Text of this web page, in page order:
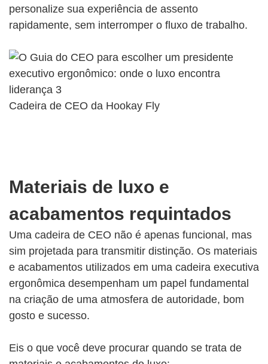
personalize sua experiência de assento
rapidamente, sem interromper o fluxo de trabalho.
Cadeira de CEO da Hookay Fly
Materiais de luxo e
acabamentos requintados
Uma cadeira de CEO não é apenas funcional, mas
sim projetada para transmitir distinção. Os materiais
e acabamentos utilizados em uma cadeira executiva
ergonômica desempenham um papel fundamental
na criação de uma atmosfera de autoridade, bom
gosto e sucesso.
Eis o que você deve procurar quando se trata de